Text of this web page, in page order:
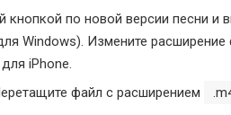
кнопкой по новой версии песни и
Windows). Измените расширение
iPhone.
файл с расширением